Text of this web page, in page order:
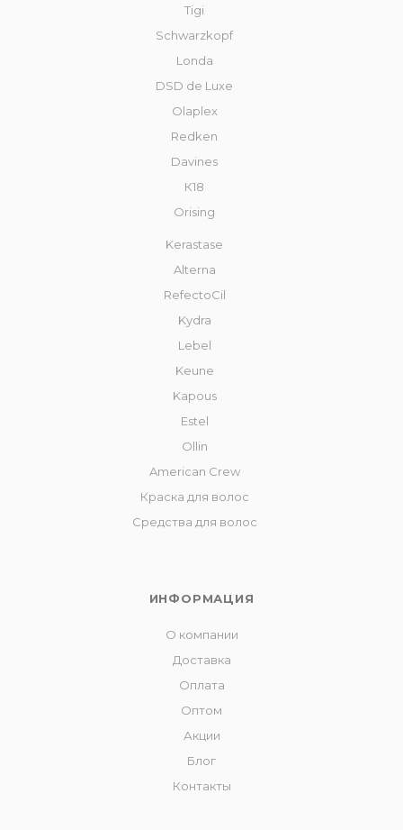
Tigi
Schwarzkopf
Londa
DSD de Luxe
Olaplex
Redken
Davines
К18
Orising
Kerastase
Alterna
RefectoCil
Kydra
Lebel
Keune
Kapous
Estel
Ollin
American Crew
Краска для волос
Средства для волос
ИНФОРМАЦИЯ
О компании
Доставка
Оплата
Оптом
Акции
Блог
Контакты